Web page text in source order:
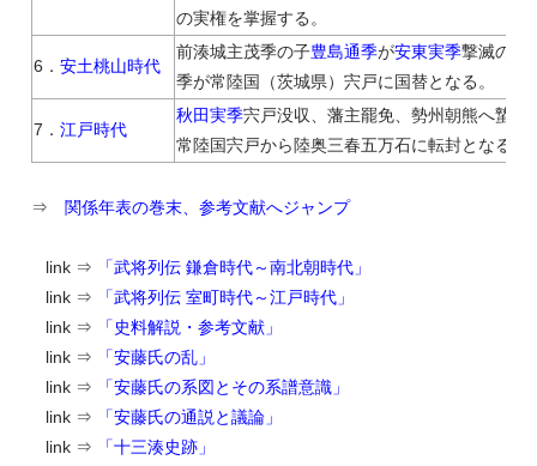
の実権を掌握する。
6．安土桃山時代
前湊城主茂季の子豊島通季が安東実季撃滅の兵
季が常陸国（茨城県）宍戸に国替となる。
7．江戸時代
秋田実季宍戸没収、藩主罷免、勢州朝熊へ蟄居
常陸国宍戸から陸奥三春五万石に転封となる。
⇒ 関係年表の巻末、参考文献へジャンプ
link ⇒
「武将列伝 鎌倉時代～南北朝時代」
link ⇒
「武将列伝 室町時代～江戸時代」
link ⇒
「史料解説・参考文献」
link ⇒
「安藤氏の乱」
link ⇒
「安藤氏の系図とその系譜意識」
link ⇒
「安藤氏の通説と議論」
link ⇒
「十三湊史跡」